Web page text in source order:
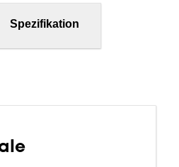
Spezifikation